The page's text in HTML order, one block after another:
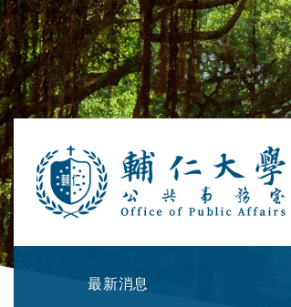
最新消息